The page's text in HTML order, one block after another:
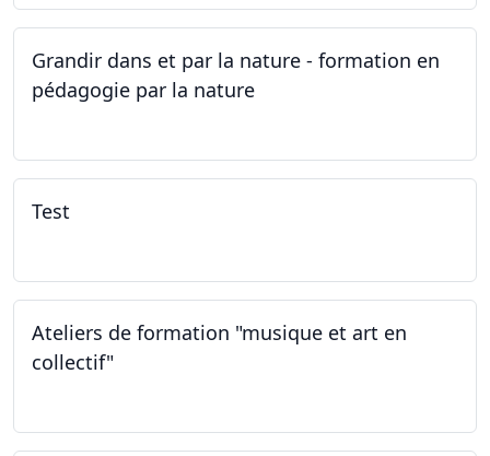
Grandir dans et par la nature - formation en
pédagogie par la nature
Test
Ateliers de formation "musique et art en
collectif"